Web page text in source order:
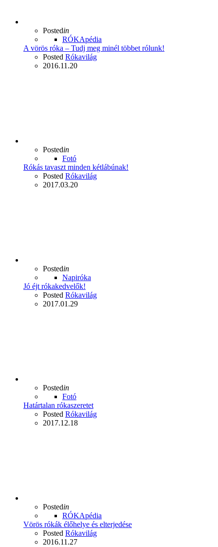
Postedin
RÓKApédia
A vörös róka – Tudj meg minél többet rólunk!
Posted Rókavilág
2016.11.20
Postedin
Fotó
Rókás tavaszt minden kétlábúnak!
Posted Rókavilág
2017.03.20
Postedin
Napiróka
Jó éjt rókakedvelők!
Posted Rókavilág
2017.01.29
Postedin
Fotó
Határtalan rókaszeretet
Posted Rókavilág
2017.12.18
Postedin
RÓKApédia
Vörös rókák élőhelye és elterjedése
Posted Rókavilág
2016.11.27